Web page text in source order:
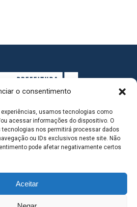
o consentimento
usamos tecnologias como
acessar informações do dispositivo. O
nos permitirá processar dados
ou IDs exclusivos neste site. Não
pode afetar negativamente certos
Aceitar